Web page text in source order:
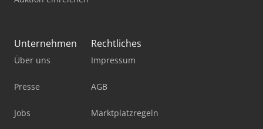
Unternehmen
Über uns
Presse
Jobs
Rechtliches
Impressum
AGB
Marktplatzregeln